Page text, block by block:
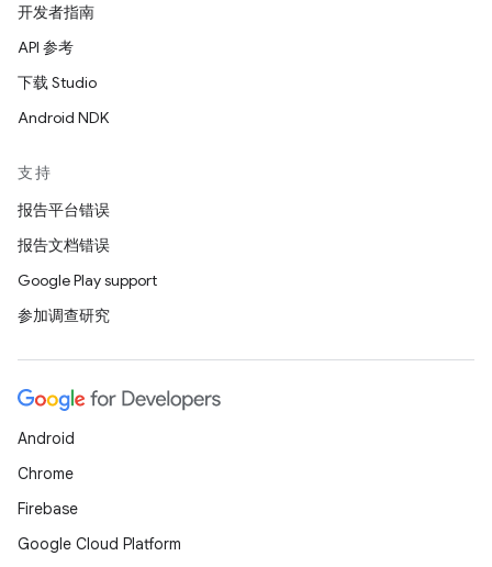
开发者指南
API 参考
下载 Studio
Android NDK
支持
报告平台错误
报告文档错误
Google Play support
参加调查研究
Android
Chrome
Firebase
Google Cloud Platform